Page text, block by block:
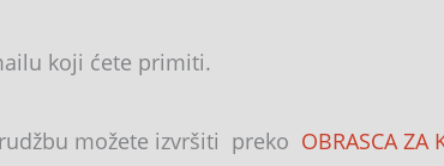
koji ćete primiti.
možete izvršiti preko OBRASCA ZA